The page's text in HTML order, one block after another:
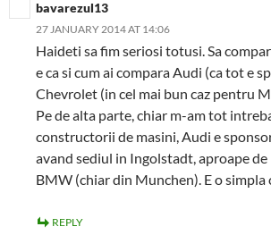
bavarezul13
27 JANUARY 2014 AT 14:06
Haideti sa fim seriosi totusi. Sa
e ca si cum ai compara Audi (ca tot e
Chevrolet (in cel mai bun caz pentru
Pe de alta parte, chiar m-am tot
constructorii de masini, Audi e
avand sediul in Ingolstadt, aproape
BMW (chiar din Munchen). E o simpla
REPLY